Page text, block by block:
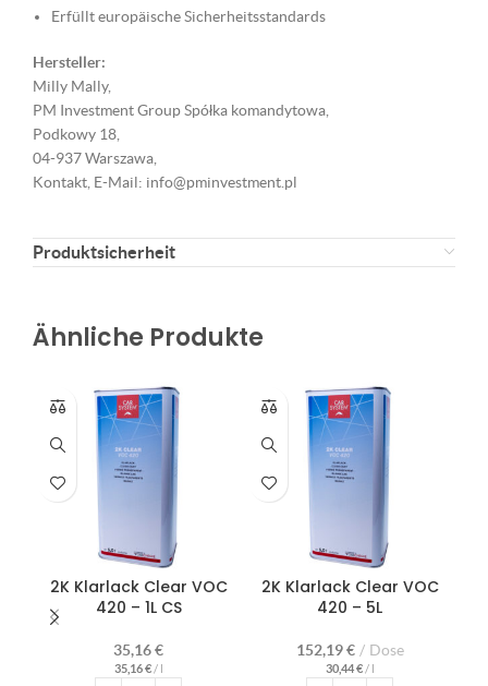
Erfüllt europäische Sicherheitsstandards
Hersteller:
Milly Mally,
PM Investment Group Spółka komandytowa,
Podkowy 18,
04-937 Warszawa,
Kontakt, E-Mail: info@pminvestment.pl
Produktsicherheit
Ähnliche Produkte
2K Klarlack Clear VOC
420 – 1L CS
35,16€
35,16€/
2K Klarlack Clear VOC
420 – 5L
152,19€ Dose
30,44€/